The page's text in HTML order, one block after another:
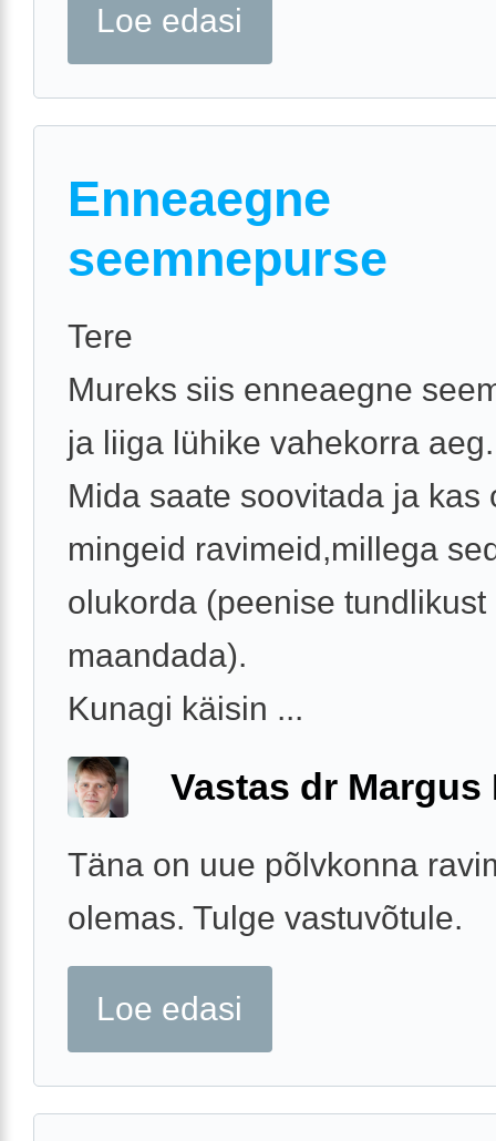
Loe edasi
Enneaegne
seemnepurse
Tere
Mureks siis enneaegne
ja liiga lühike vahekorra aeg.
Mida saate soovitada ja kas
mingeid ravimeid,millega
olukorda (peenise tundlikust
maandada).
Kunagi käisin ...
Vastas dr Margus
Täna on uue põlvkonna
olemas. Tulge vastuvõtule.
Loe edasi